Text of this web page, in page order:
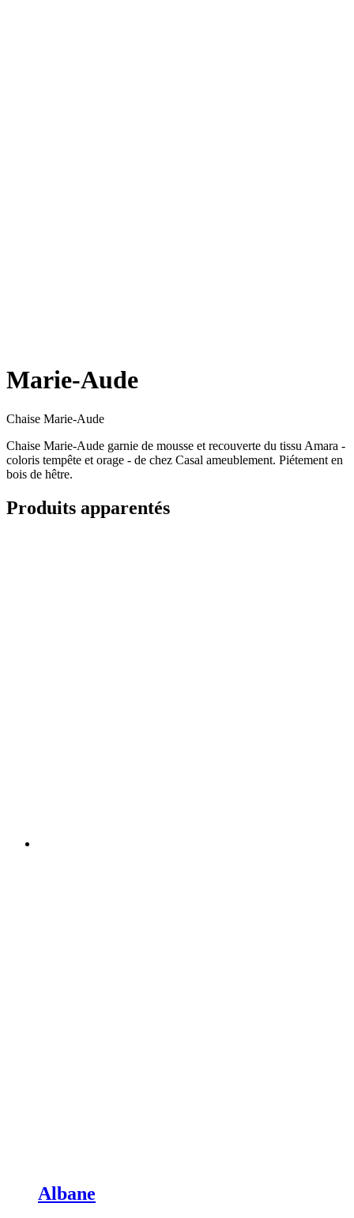
Marie-Aude
Chaise Marie-Aude
Chaise Marie-Aude garnie de mousse et recouverte du tissu Amara -
coloris tempête et orage - de chez Casal ameublement. Piétement en
bois de hêtre.
Produits apparentés
Albane